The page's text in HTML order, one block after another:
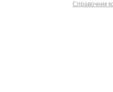
Справочник